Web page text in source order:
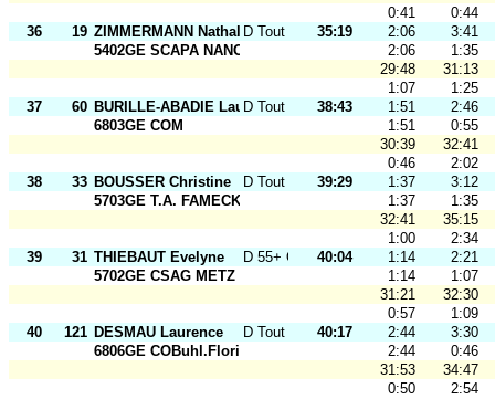
0:41
0:44
36
19 ZIMMERMANN NathalieD Tout Ages35:19 2:06
3:41
5402GE SCAPA NANCY
2:06
1:35
29:48
31:13
1:07
1:25
37
60 BURILLE-ABADIE LaurenceD Tout Ages38:43 1:51
2:46
6803GE COM
1:51
0:55
30:39
32:41
0:46
2:02
38
33 BOUSSER Christine D Tout Ages39:29 1:37
3:12
5703GE T.A. FAMECK
1:37
1:35
32:41
35:15
1:00
2:34
39
31 THIEBAUT Evelyne D 55+ O 40:04 1:14
2:21
5702GE CSAG METZ
1:14
1:07
31:21
32:30
0:57
1:09
40
121 DESMAU Laurence D Tout Ages40:17 2:44
3:30
6806GE COBuhl.Florival
2:44
0:46
31:53
34:47
0:50
2:54